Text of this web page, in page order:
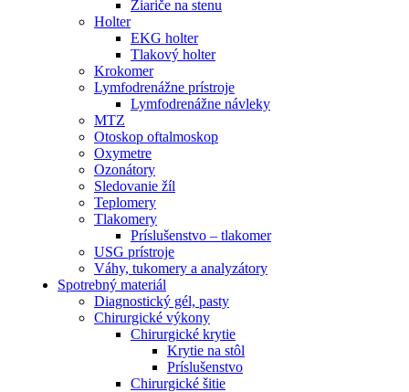
Žiariče na stenu
Holter
EKG holter
Tlakový holter
Krokomer
Lymfodrenážne prístroje
Lymfodrenážne návleky
MTZ
Otoskop oftalmoskop
Oxymetre
Ozonátory
Sledovanie žíl
Teplomery
Tlakomery
Príslušenstvo – tlakomer
USG prístroje
Váhy, tukomery a analyzátory
Spotrebný materiál
Diagnostický gél, pasty
Chirurgické výkony
Chirurgické krytie
Krytie na stôl
Príslušenstvo
Chirurgické šitie